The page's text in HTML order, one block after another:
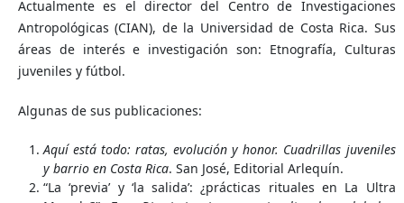
Actualmente es el director del Centro de Investigaciones
Antropológicas (CIAN), de la Universidad de Costa Rica. Sus
áreas de interés e investigación son: Etnografía, Culturas
juveniles y fútbol.
Algunas de sus publicaciones:
Aquí está todo: ratas, evolución y honor. Cuadrillas juveniles
y barrio en Costa Rica. San José, Editorial Arlequín.
“La ‘previa’ y ‘la salida’: ¿prácticas rituales en La Ultra